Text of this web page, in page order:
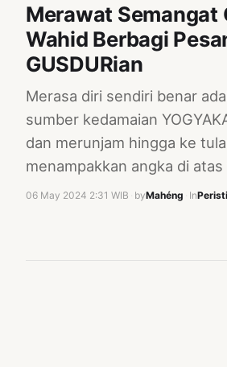
Merawat Semangat
Wahid Berbagi
GUSDURian
Merasa diri sendiri benar
sumber kedamaian
dan merunjam hingga ke
menampakkan angka di
06 May 2024 2:31 WIB byMahéng In